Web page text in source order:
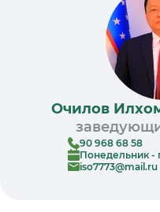
Очилов
90 968 68 58
Понедельник -
iso7773@mail.ru